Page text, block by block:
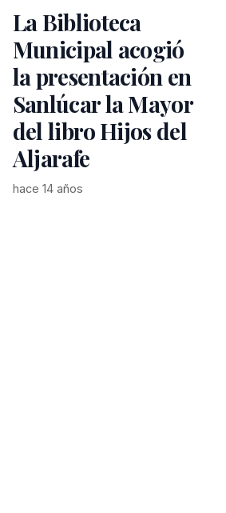
La Biblioteca
Municipal acogió
la presentación en
Sanlúcar la Mayor
del libro Hijos del
Aljarafe
hace 14 años